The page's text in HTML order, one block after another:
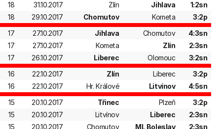
18
31.10.2017 Zlín Jihlava
1:2sn
18
29.10.2017 Chomutov Kometa
3:2p
17
27.10.2017 Jihlava Chomutov
4:3sn
17
27.10.2017 Kometa Zlín
2:3sn
17
26.10.2017 Liberec Olomouc
3:2sn
16
22.10.2017 Zlín Liberec
3:2p
16
22.10.2017 Hr. Králové Litvínov
4:5sn
15
20.10.2017 Třinec Plzeň
3:2p
15
20.10.2017 Litvínov Liberec
2:3sn
15
20.10.2017 Chomutov Ml. Boleslav
2:3sn